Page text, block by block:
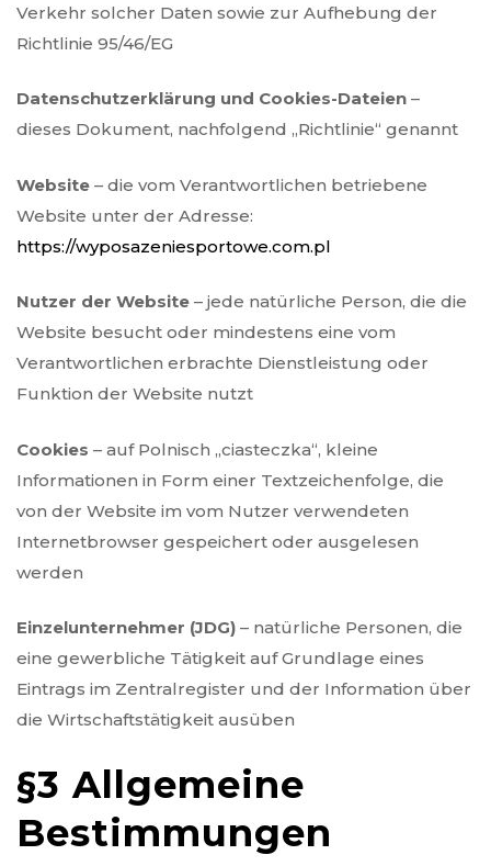
Verkehr solcher Daten sowie zur Aufhebung der
Richtlinie 95/46/EG
Datenschutzerklärung und Cookies-Dateien –
dieses Dokument, nachfolgend „Richtlinie“ genannt
Website – die vom Verantwortlichen betriebene
Website unter der Adresse:
https://wyposazeniesportowe.com.pl
Nutzer der Website – jede natürliche Person, die die
Website besucht oder mindestens eine vom
Verantwortlichen erbrachte Dienstleistung oder
Funktion der Website nutzt
Cookies – auf Polnisch „ciasteczka“, kleine
Informationen in Form einer Textzeichenfolge, die
von der Website im vom Nutzer verwendeten
Internetbrowser gespeichert oder ausgelesen
werden
Einzelunternehmer (JDG) – natürliche Personen, die
eine gewerbliche Tätigkeit auf Grundlage eines
Eintrags im Zentralregister und der Information über
die Wirtschaftstätigkeit ausüben
§3 Allgemeine
Bestimmungen